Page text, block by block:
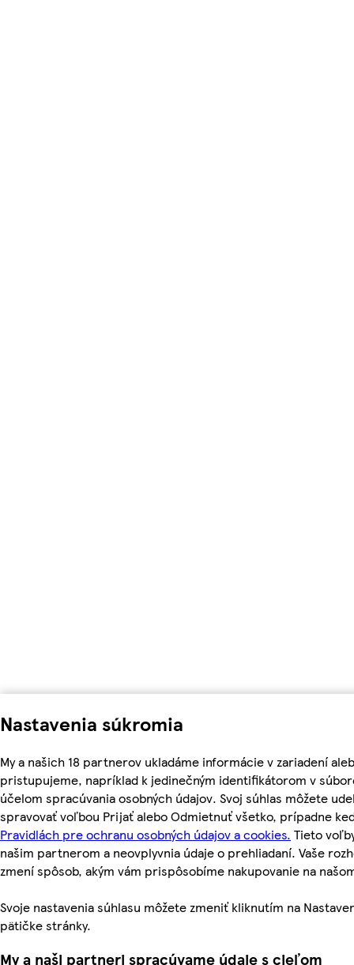
Nastavenia súkromia
My a našich 18 partnerov ukladáme informácie v zariadení
pristupujeme, napríklad k jedinečným identifikátorom v
účelom spracúvania osobných údajov. Svoj súhlas môžete
spravovať voľbou Prijať alebo Odmietnuť všetko, prípadne
Pravidlách pre ochranu osobných údajov a cookies. Tieto
našim partnerom a neovplyvnia údaje o prehliadaní. Vaše
zmení spôsob, akým vám prispôsobíme nakupovanie na
Svoje nastavenia súhlasu môžete zmeniť kliknutím na
pätičke stránky.
My a naši partneri spracúvame údaje s cieľom